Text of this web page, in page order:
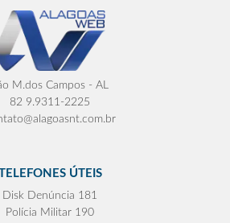
M.dos Campos - AL
82 9.9311-2225
ÚTEIS
Disk Denúncia 181
Polícia Militar 190